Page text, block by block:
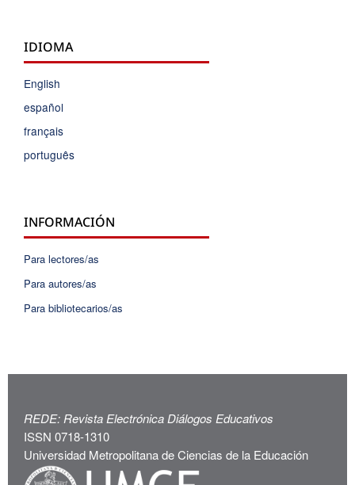
IDIOMA
English
español
français
português
INFORMACIÓN
Para lectores/as
Para autores/as
Para bibliotecarios/as
REDE: Revista Electrónica Diálogos Educativos
ISSN 0718-1310
Universidad Metropolitana de Ciencias de la Educación